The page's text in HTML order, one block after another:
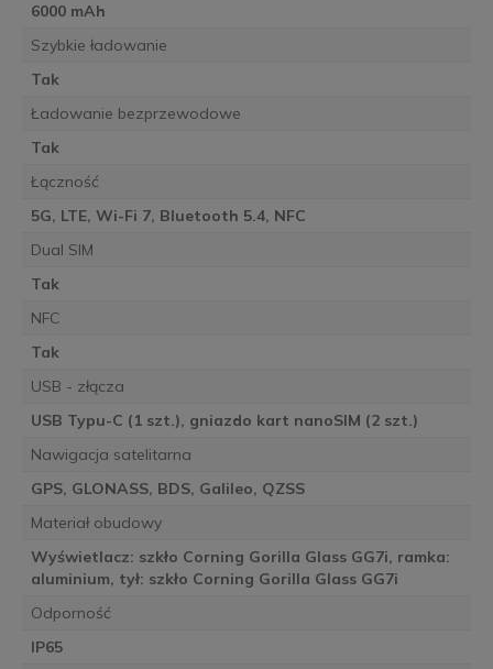
6000 mAh
Szybkie ładowanie
Tak
Ładowanie bezprzewodowe
Tak
Łączność
5G, LTE, Wi-Fi 7, Bluetooth 5.4, NFC
Dual SIM
Tak
NFC
Tak
USB - złącza
USB Typu-C (1 szt.), gniazdo kart nanoSIM (2 szt.)
Nawigacja satelitarna
GPS, GLONASS, BDS, Galileo, QZSS
Materiał obudowy
Wyświetlacz: szkło Corning Gorilla Glass GG7i, ramka:
aluminium, tył: szkło Corning Gorilla Glass GG7i
Odporność
IP65